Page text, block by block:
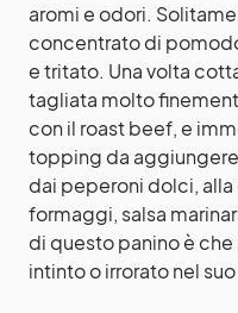
aromi e odori.
concentrato di
e tritato. Una volta
tagliata molto
con il roast beef, e
topping da
dai peperoni dolci,
formaggi, salsa
di questo panino è
intinto o irrorato nel